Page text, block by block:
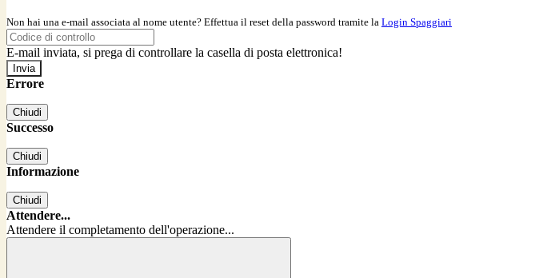
Non hai una e-mail associata al nome utente? Effettua il reset della password tramite la Login Spaggiari
E-mail inviata, si prega di controllare la casella di posta elettronica!
Errore
Chiudi
Successo
Chiudi
Informazione
Chiudi
Attendere...
Attendere il completamento dell'operazione...